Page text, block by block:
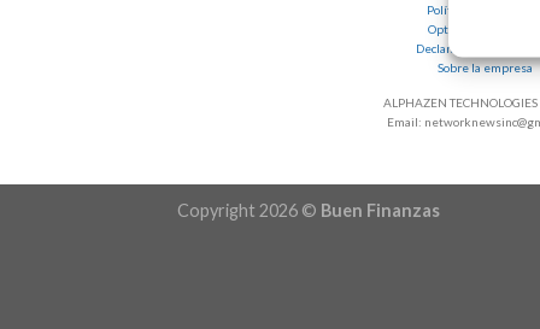
Política de Privacidad
Opt-out Preferences
Declaracion de
Sobre la empresa
ALPHAZEN
Email:
Copyright 2026 © Buen Finanzas